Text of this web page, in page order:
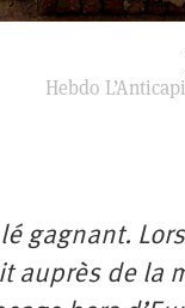
Hebdo
gagnant.
auprès de la